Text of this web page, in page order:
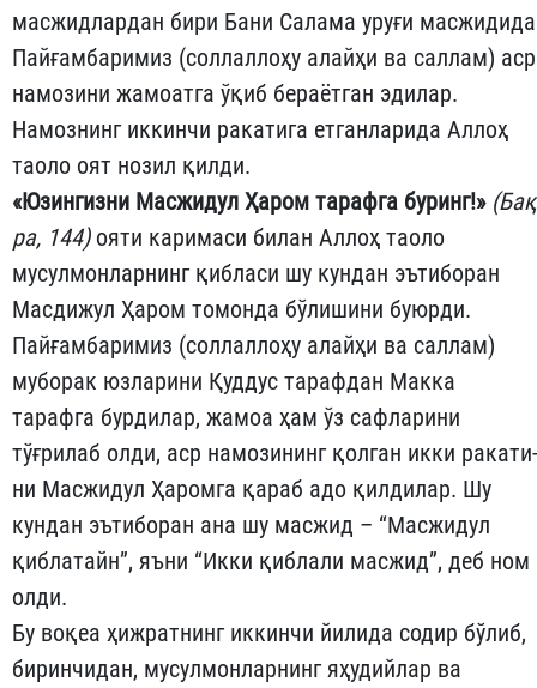
масжидлардан бири Бани Сала­ма уруғи масжидида
Пайғамбаримиз (соллаллоҳу алайҳи ва саллам) аср
намозини жамоатга ўқиб бераётган эдилар.
Намознинг ик­кинчи ракатига етганларида Аллоҳ
таоло оят нозил қилди.
«Юзингизни Масжидул Ҳаром тарафга буринг!» (
ра, 144)ояти каримаси билан Аллоҳ таоло
мусулмонларнинг қиб­ласи шу кундан эътиборан
Масдижул Ҳаром томонда бўлишини бу­юр­ди.
Пайғамбаримиз (соллаллоҳу алайҳи ва саллам)
муборак юзла­рини Қуддус тарафдан Макка
тарафга бурдилар, жамоа ҳам ўз сафларини
тўғрилаб олди, аср намозининг қолган икки ракати­
ни Масжидул Ҳаромга қараб адо қилдилар. Шу
кундан эътиборан ана шу масжид – “Масжидул
қиблатайн”, яъни “Икки қиблали мас­жид”, деб ном
олди.
Бу воқеа ҳижратнинг иккинчи йилида содир бўлиб,
бирин­чи­дан, мусулмонларнинг яҳудийлар ва